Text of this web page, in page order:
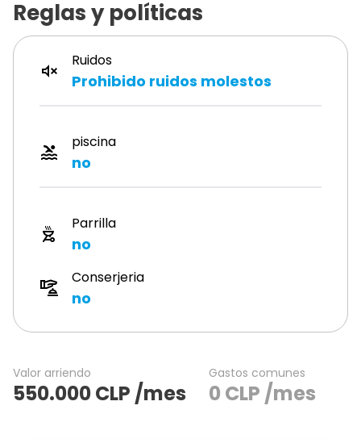
Reglas y políticas
Ruidos
Prohibido ruidos molestos
piscina
no
Parrilla
no
Conserjeria
no
Valor arriendo
550.000CLP /mes
Gastos comunes
0 CLP /mes